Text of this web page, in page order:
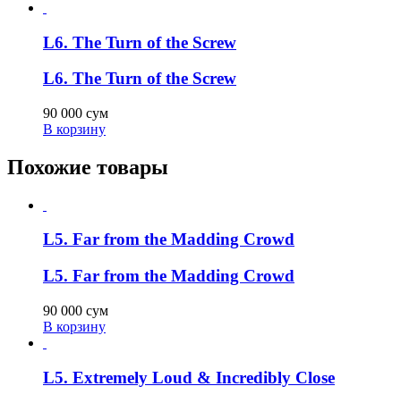
L6. The Turn of the Screw
L6. The Turn of the Screw
90 000 сум
В корзину
Похожие товары
L5. Far from the Madding Crowd
L5. Far from the Madding Crowd
90 000 сум
В корзину
L5. Extremely Loud & Incredibly Close